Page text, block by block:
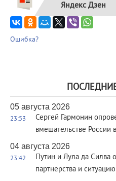
Яндекс Дзен
Ошибка?
05 августа 2026
23:53
Сергей Гармонин
вмешательстве России
04 августа 2026
23:42
Путин и Лула да Силва
партнерства и